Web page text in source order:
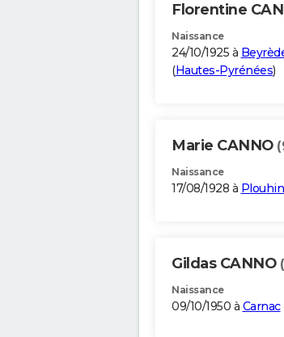
Florentine
Naissance
24/10/1925 à
(Hautes-Pyrénées)
Marie CANNO
Naissance
17/08/1928 à
Gildas CANNO
Naissance
09/10/1950 à Carnac